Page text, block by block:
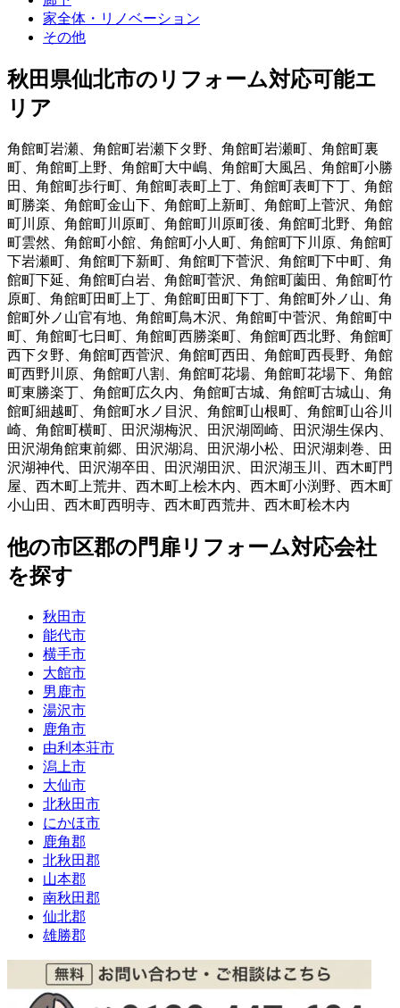
家全体・リノベーション
その他
秋田県仙北市のリフォーム対応可能エ
リア
角館町岩瀬 角館町岩瀬下タ野 角館町岩瀬町
角館町裏
町
角館町上野 角館町大中嶋 角館町大風呂
角館町小勝
田
角館町歩行町 角館町表町上丁 角館町表町下丁
角館
町勝楽
角館町金山下 角館町上新町 角館町上菅沢
角館
町川原
角館町川原町 角館町川原町後 角館町北野
角館
町雲然
角館町小館 角館町小人町 角館町下川原
角館町
下岩瀬町
角館町下新町 角館町下菅沢 角館町下中町
角
館町下延
角館町白岩 角館町菅沢 角館町薗田
角館町竹
原町
角館町田町上丁 角館町田町下丁 角館町外ノ山
角
館町外ノ山官有地
角館町鳥木沢 角館町中菅沢
角館町中
町
角館町七日町 角館町西勝楽町 角館町西北野
角館町
西下タ野
角館町西菅沢 角館町西田 角館町西長野
角館
町西野川原
角館町八割 角館町花場 角館町花場下
角館
町東勝楽丁
角館町広久内 角館町古城 角館町古城山
角
館町細越町
角館町水ノ目沢 角館町山根町
角館町山谷川
崎
角館町横町 田沢湖梅沢 田沢湖岡崎 田沢湖生保内
田沢湖角館東前郷
田沢湖潟 田沢湖小松 田沢湖刺巻
田
沢湖神代
田沢湖卒田 田沢湖田沢 田沢湖玉川
西木町門
屋
西木町上荒井 西木町上桧木内 西木町小渕野
西木町
小山田
西木町西明寺 西木町西荒井 西木町桧木内
他の市区郡の門扉リフォーム対応会社
を探す
秋田市
能代市
横手市
大館市
男鹿市
湯沢市
鹿角市
由利本荘市
潟上市
大仙市
北秋田市
にかほ市
鹿角郡
北秋田郡
山本郡
南秋田郡
仙北郡
雄勝郡